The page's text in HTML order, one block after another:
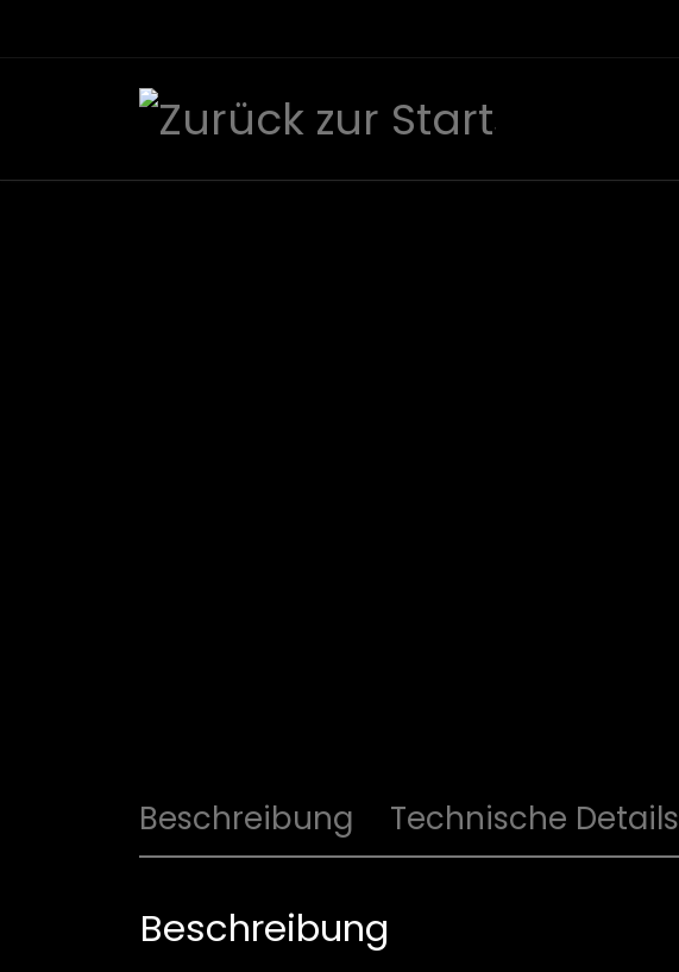
Beschreibung Technische Details
Beschreibung